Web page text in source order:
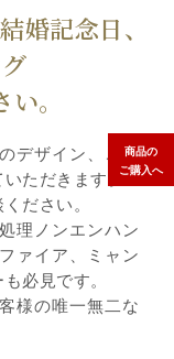
婚記念日、
。
デザイン、ご予
ただきます。
ださい。
理ノンエンハン
ァイア、ミャン
必見です。
様の唯一無二な
商品の
ご購入へ